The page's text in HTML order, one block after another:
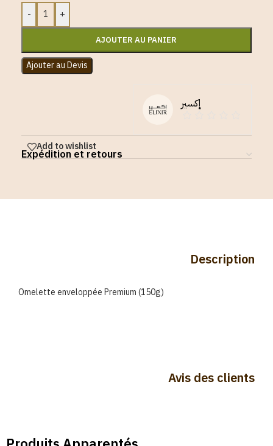
- +
AJOUTER AU PANIER
Ajouter au Devis
إكسير
Add to wishlist
Expédition et retours
Description
Omelette enveloppée Premium (150g)
Avis des clients